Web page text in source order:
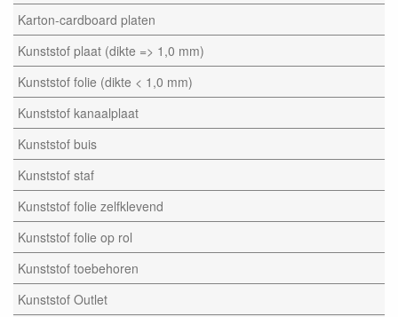
Karton-cardboard platen
Kunststof plaat (dikte => 1,0 mm)
Kunststof folie (dikte < 1,0 mm)
Kunststof kanaalplaat
Kunststof buis
Kunststof staf
Kunststof folie zelfklevend
Kunststof folie op rol
Kunststof toebehoren
Kunststof Outlet